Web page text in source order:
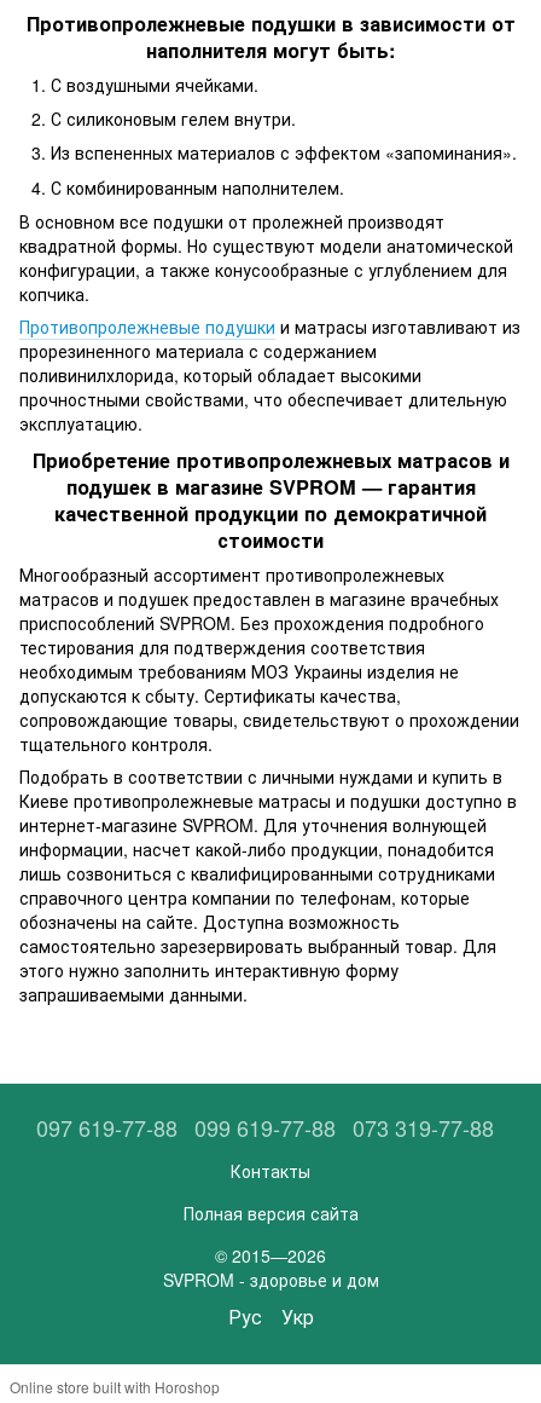
Противопролежневые подушки в зависимости от
наполнителя могут быть:
С воздушными ячейками.
С силиконовым гелем внутри.
Из вспененных материалов с эффектом «запоминания».
С комбинированным наполнителем.
В основном все подушки от пролежней производят
квадратной формы. Но существуют модели анатомической
конфигурации, а также конусообразные с углублением для
копчика.
Противопролежневые подушки и матрасы изготавливают из
прорезиненного материала с содержанием
поливинилхлорида, который обладает высокими
прочностными свойствами, что обеспечивает длительную
эксплуатацию.
Приобретение противопролежневых матрасов и
подушек в магазине SVPROM — гарантия
качественной продукции по демократичной
стоимости
Многообразный ассортимент противопролежневых
матрасов и подушек предоставлен в магазине врачебных
приспособлений SVPROM. Без прохождения подробного
тестирования для подтверждения соответствия
необходимым требованиям МОЗ Украины изделия не
допускаются к сбыту. Сертификаты качества,
сопровождающие товары, свидетельствуют о прохождении
тщательного контроля.
Подобрать в соответствии с личными нуждами и купить в
Киеве противопролежневые матрасы и подушки доступно в
интернет-магазине SVPROM. Для уточнения волнующей
информации, насчет какой-либо продукции, понадобится
лишь созвониться с квалифицированными сотрудниками
справочного центра компании по телефонам, которые
обозначены на сайте. Доступна возможность
самостоятельно зарезервировать выбранный товар. Для
этого нужно заполнить интерактивную форму
запрашиваемыми данными.
097 619-77-88 099 619-77-88 073 319-77-88
Контакты
Полная версия сайта
© 2015—2026
SVPROM - здоровье и дом
Рус Укр
Online store built with Horoshop